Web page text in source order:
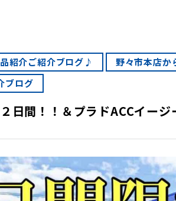
紹介ご紹介ブログ♪
野々市本店か
ブログ
日間！！＆プラドACCイージ